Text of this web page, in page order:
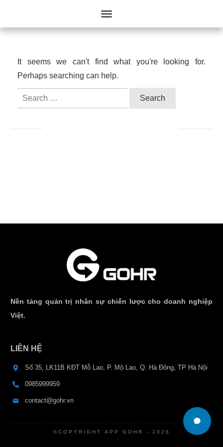
It seems we can't find what you're looking for.
Perhaps searching can help.
Search
Nền tảng quản trị nhân sự chiến lược cho doanh nghiệp
Việt.
LIÊN HỆ
Số 35, LK11B KĐT Mỗ Lao, P. Mộ Lao, Q. Hà Đông, TP Hà Nội
0985999959
contact@gohr.vn
©COPYRIGHT APP GOHR - 2026